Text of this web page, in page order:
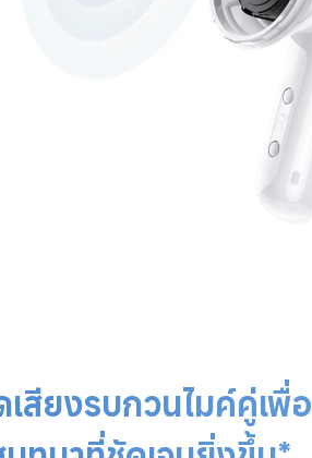
เสียงรบกวนไมค์คู่เพื่อ